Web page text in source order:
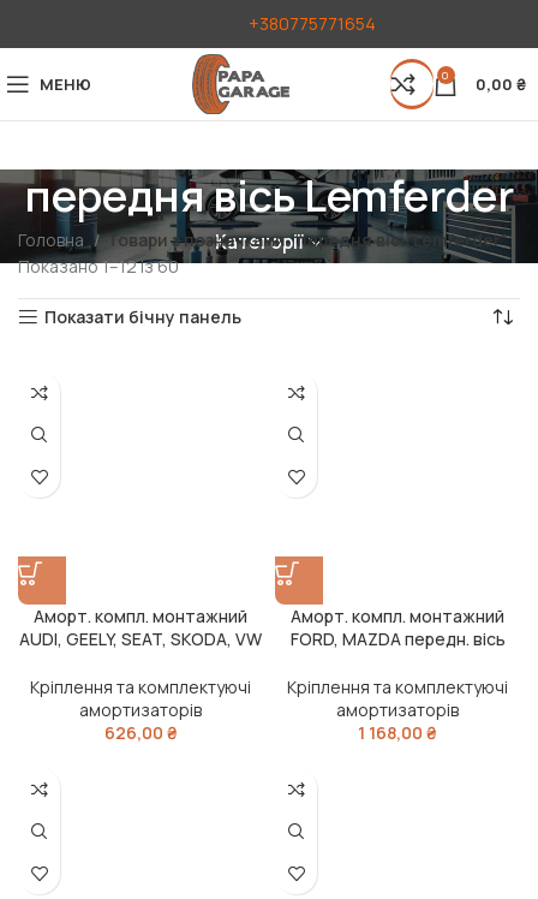
+380775771654
МЕНЮ 0 0,00 ₴
передня вісь Lemferder
Категорії
Головна
Товари з позначками “передня вісь Lemferder”
Показано 1–12 із 60
Показати бічну панель
Аморт. компл. монтажний
AUDI, GEELY, SEAT, SKODA, VW
Lemferder)
Кріплення та комплектуючі
амортизаторів
626,00 ₴
Аморт. компл. монтажний
FORD, MAZDA передн. вісь
Кріплення та комплектуючі
амортизаторів
1 168,00 ₴